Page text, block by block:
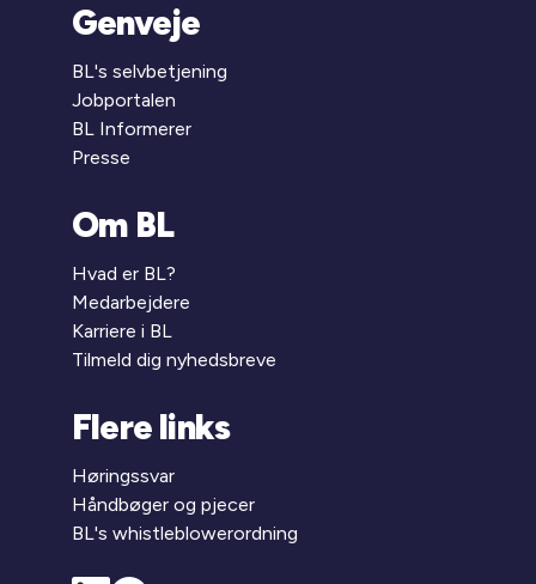
Genveje
BL's selvbetjening
Jobportalen
BL Informerer
Presse
Om BL
Hvad er BL?
Medarbejdere
Karriere i BL
Tilmeld dig nyhedsbreve
Flere links
Høringssvar
Håndbøger og pjecer
BL's whistleblowerordning